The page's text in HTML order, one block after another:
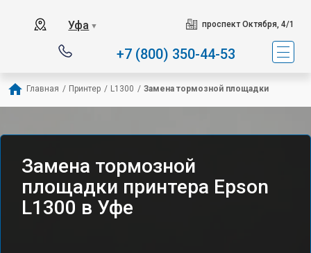
Уфа ▼ проспект Октября, 4/1
+7 (800) 350-44-53
Главная / Принтер / L1300 / Замена тормозной площадки
Замена тормозной
площадки принтера Epson
L1300 в Уфе